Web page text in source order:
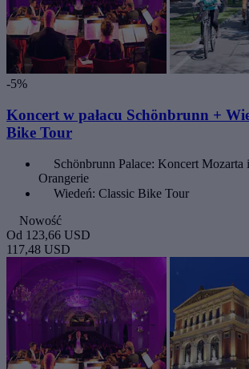
-5%
Koncert w pałacu Schönbrunn +
Bike Tour
Schönbrunn Palace: Koncert Mozarta
Orangerie
Wiedeń: Classic Bike Tour
Nowość
Od 123,66 USD
117,48 USD